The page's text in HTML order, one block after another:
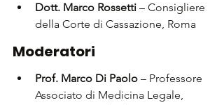
Dott. Marco Rossetti – Consigliere
della Corte di Cassazione, Roma
Moderatori
Prof. Marco Di Paolo – Professore
Associato di Medicina Legale,